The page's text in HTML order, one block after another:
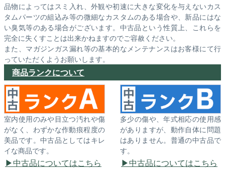
品物によってはスミ入れ、外観や初速に大きな変化を与えないカス
タムパーツの組込み等の微細なカスタムのある場合や、新品にはな
い臭気等のある場合がございます。中古品という性質上、これらを
完全に失くすことは出来かねますのでご容赦ください。
また、マガジンガス漏れ等の基本的なメンテナンスはお客様にて行
っていただくようお願いします。
商品ランクについて
室内使用のみや目立つ汚れや傷
がなく、わずかな作動痕程度の
美品です。中古品としてはキレ
イな商品です。
中古品についてはこちら
多少の傷や、年式相応の使用感
がありますが、動作自体に問題
はありません。普通の中古品で
す。
中古品についてはこちら